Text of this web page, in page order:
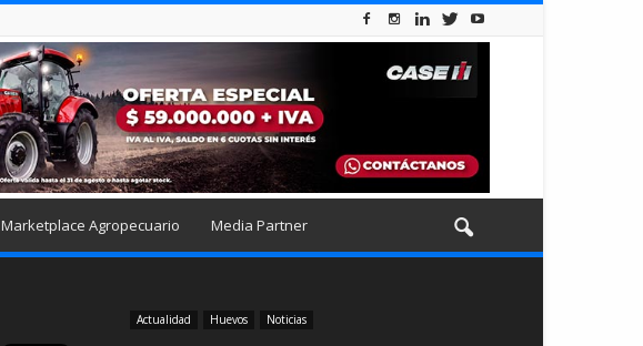
Marketplace Agropecuario Media Partner
Actualidad Huevos Noticias